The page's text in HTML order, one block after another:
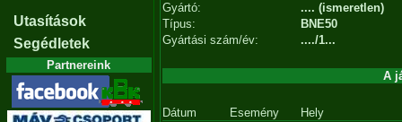
Utasítások
Segédletek
Partnereink
Gyártó:
.... (ismeretlen)
Típus:
BNE50
Gyártási szám/év:
..../1...
A
Dátum Esemény
Hely